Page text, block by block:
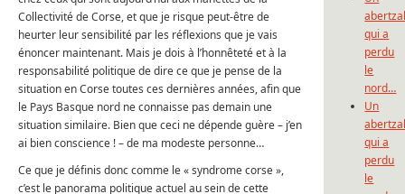
Collectivité de Corse, et que je risque peut-être de
heurter leur sensibilité par les réflexions que je vais
énoncer maintenant. Mais je dois à l’honnêteté et à la
responsabilité politique de dire ce que je pense de la
situation en Corse toutes ces dernières années, afin que
le Pays Basque nord ne connaisse pas demain une
situation similaire. Bien que ceci ne dépende guère – j’en
ai bien conscience ! – de ma modeste personne…
Ce que je définis donc comme le « syndrome corse »,
c’est le panorama politique actuel au sein de cette
qui a
perdu
le
nord…
Un
qui a
perdu
le